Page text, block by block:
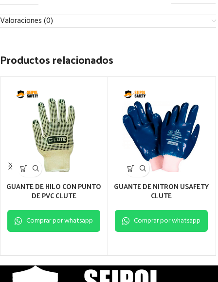
Valoraciones (0)
Productos relacionados
GUANTE DE HILO CON PUNTO
DE PVC CLUTE
Comprar por whatsapp
GUANTE DE NITRON USAFETY
CLUTE
Comprar por whatsapp